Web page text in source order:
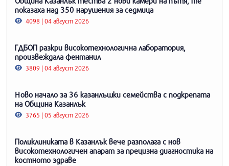
показаха над 350 нарушения за седмица
4098 | 04 август 2026
ГДБОП разкри високотехнологична лаборатория,
произвеждала фентанил
3809 | 04 август 2026
Ново начало за 36 казанлъшки семейства с подкрепата
на Община Казанлък
3765 | 05 август 2026
Поликлиниката в Казанлък вече разполага с нов
високотехнологичен апарат за прецизна диагностика на
костното здраве